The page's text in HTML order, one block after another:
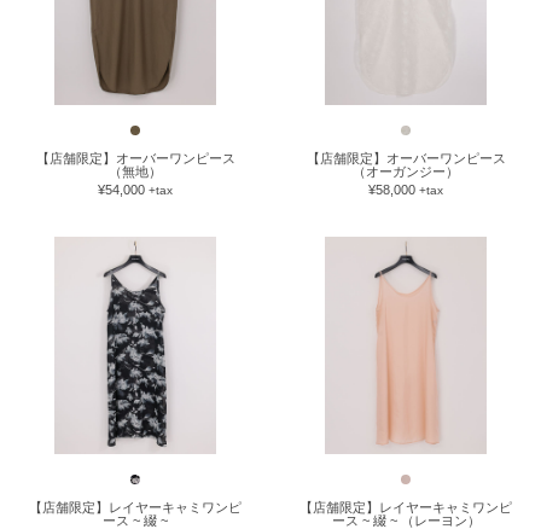
【店舗限定】オーバーワンピース
（無地）
¥54,000 +tax
【店舗限定】オーバーワンピース
（オーガンジー）
¥58,000 +tax
【店舗限定】レイヤーキャミワンピ
ース ~ 綴 ~
【店舗限定】レイヤーキャミワンピ
ース ~ 綴 ~ （レーヨン）